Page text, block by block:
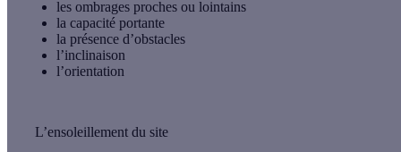
les ombrages proches ou lointains
la capacité portante
la présence d’obstacles
l’inclinaison
l’orientation
L’ensoleillement du site